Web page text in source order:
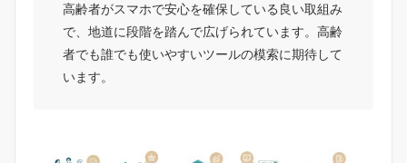
高齢者がスマホで安心を確保している良い取組み
で、地道に段階を踏んで広げられています。高齢
者でも誰でも使いやすいツールの模索に期待して
います。